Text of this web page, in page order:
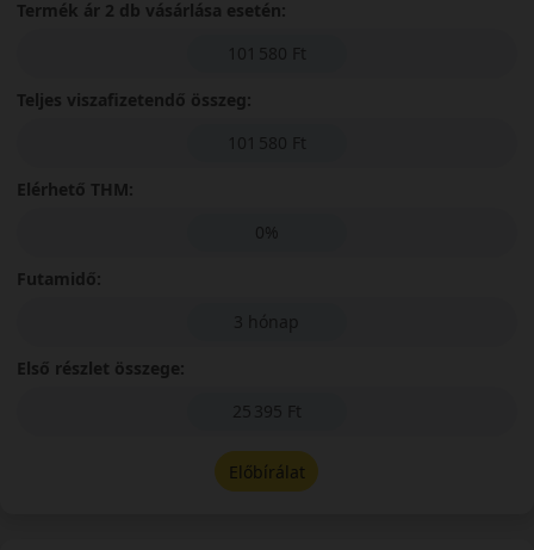
Termék ár 2 db vásárlása esetén:
101 580 Ft
Teljes viszafizetendő összeg:
101 580 Ft
Elérhető THM:
0%
Futamidő:
3 hónap
Első részlet összege:
25 395 Ft
Előbírálat